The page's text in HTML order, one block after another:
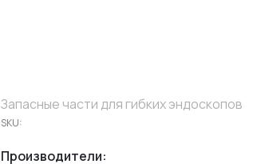
Запасные части для гибких эндоскопов
SKU:
Производители: